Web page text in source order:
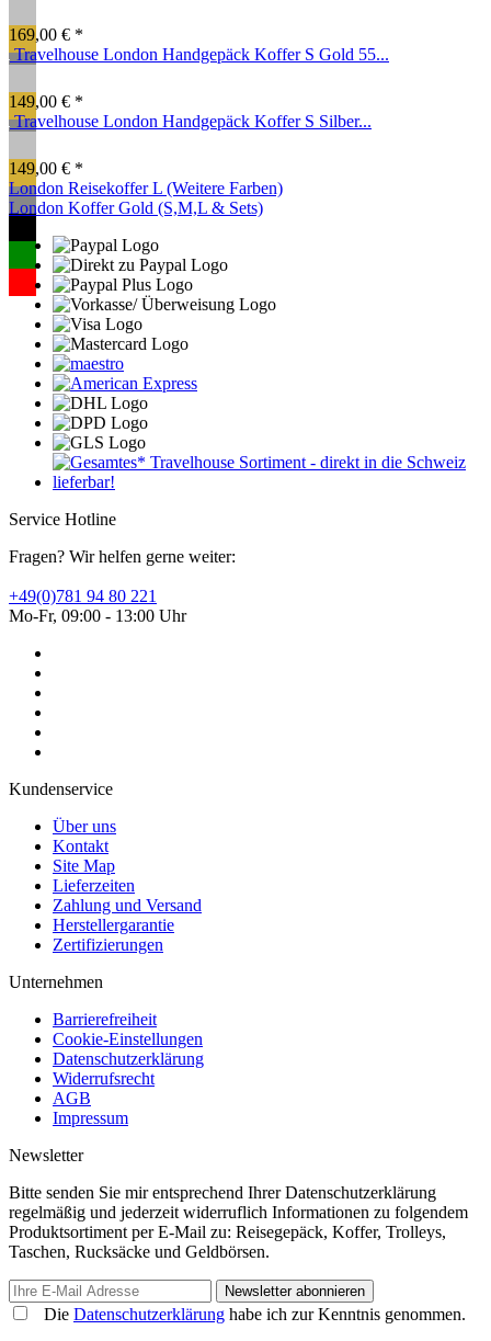
169,00 € *
Travelhouse London Handgepäck Koffer S Gold 55...
149,00 € *
Travelhouse London Handgepäck Koffer S Silber...
149,00 € *
London Reisekoffer L (Weitere Farben)
London Koffer Gold (S,M,L & Sets)
Service Hotline
Fragen? Wir helfen gerne weiter:
+49(0)781 94 80 221
Mo-Fr, 09:00 - 13:00 Uhr
Kundenservice
Über uns
Kontakt
Site Map
Lieferzeiten
Zahlung und Versand
Herstellergarantie
Zertifizierungen
Unternehmen
Barrierefreiheit
Cookie-Einstellungen
Datenschutzerklärung
Widerrufsrecht
AGB
Impressum
Newsletter
Bitte senden Sie mir entsprechend Ihrer Datenschutzerklärung
regelmäßig und jederzeit widerruflich Informationen zu folgendem
Produktsortiment per E-Mail zu: Reisegepäck, Koffer, Trolleys,
Taschen, Rucksäcke und Geldbörsen.
Newsletter abonnieren
Die Datenschutzerklärung habe ich zur Kenntnis genommen.